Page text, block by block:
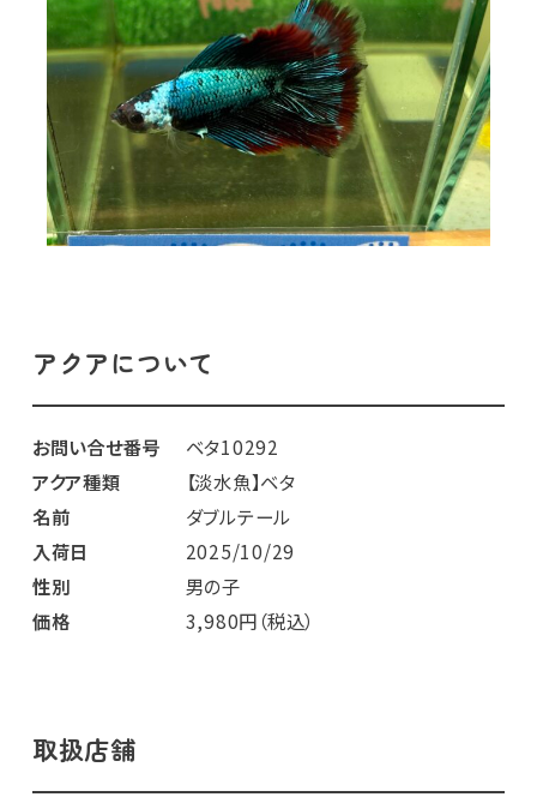
アクアについて
お問い合せ番号
ベタ10292
アクア種類
【淡水魚】ベタ
名前
ダブルテール
入荷日
2025/10/29
性別
男の子
価格
3,980円（税込）
取扱店舗